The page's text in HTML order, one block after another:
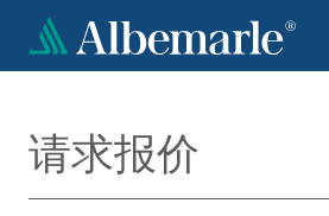
到
请求报价